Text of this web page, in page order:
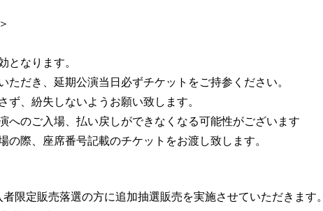
となります。
ただき、延期公演当日必ずチケットをご持参ください。
ず、紛失しないようお願い致します。
へのご入場、払い戻しができなくなる可能性がございます
際、座席番号記載のチケットをお渡し致します。
限定販売落選の方に追加抽選販売を実施させていただきます。